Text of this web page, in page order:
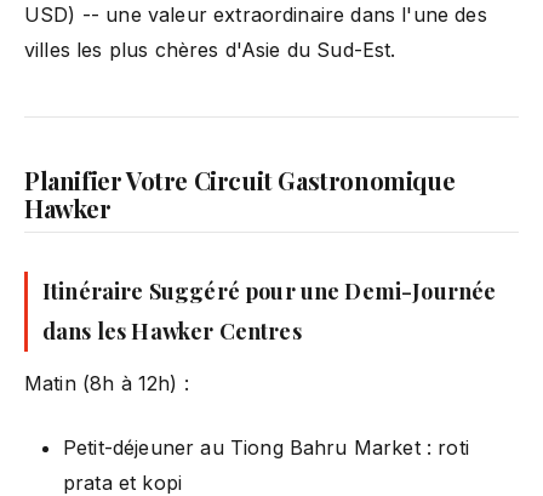
USD) -- une valeur extraordinaire dans l'une des
villes les plus chères d'Asie du Sud-Est.
Planifier Votre Circuit Gastronomique
Hawker
Itinéraire Suggéré pour une Demi-Journée
dans les Hawker Centres
Matin (8h à 12h) :
Petit-déjeuner au Tiong Bahru Market : roti
prata et kopi